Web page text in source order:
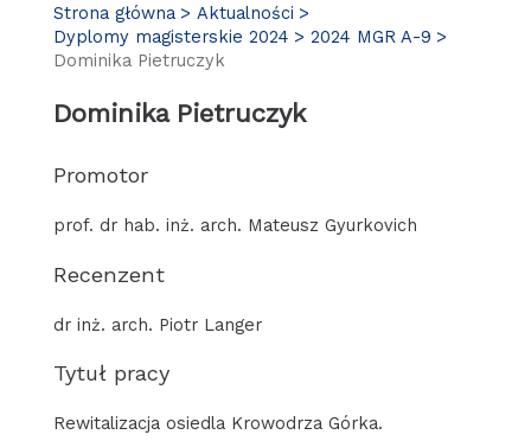
Strona główna
Aktualności
Dyplomy magisterskie 2024
2024 MGR A-9
Dominika Pietruczyk
Dominika Pietruczyk
Promotor
prof. dr hab. inż. arch. Mateusz Gyurkovich
Recenzent
dr inż. arch. Piotr Langer
Tytuł pracy
Rewitalizacja osiedla Krowodrza Górka.